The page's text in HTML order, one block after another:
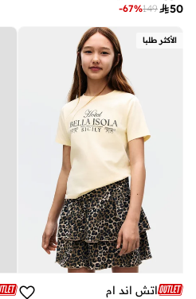
50
149
-67%
الأكثر طلبا
اتش اند ام